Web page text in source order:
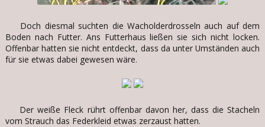
Doch diesmal suchten die Wacholderdrosseln auch auf dem
Boden nach Futter. Ans Futterhaus ließen sie sich nicht locken.
Offenbar hatten sie nicht entdeckt, dass da unter Umständen auch
für sie etwas dabei gewesen wäre.
Der weiße Fleck rührt offenbar davon her, dass die Stacheln
vom Strauch das Federkleid etwas zerzaust hatten.